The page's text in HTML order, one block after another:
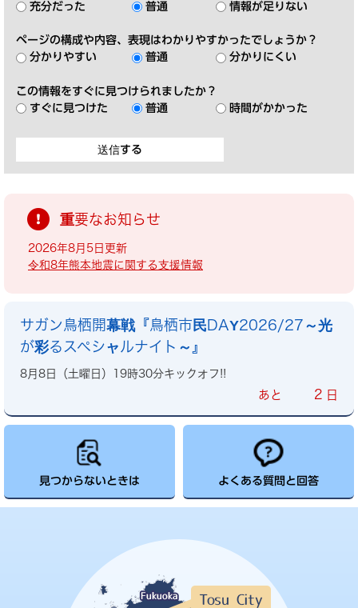
充分だった
普通 情報が足りない
ページの構成や内容、表現はわかりやすかったでしょうか？
分かりやすい
普通 分かりにくい
この情報をすぐに見つけられましたか？
すぐに見つけた
普通 時間がかかった
重要なお知らせ
2026年8月5日更新
令和8年熊本地震に関する支援情報
サガン鳥栖開幕戦『鳥栖市民DAY2026/27～光
が彩るスペシャルナイト～』
8月8日（土曜日）19時30分キックオフ!!
あと 2 日
見つからないときは よくある質問と回答